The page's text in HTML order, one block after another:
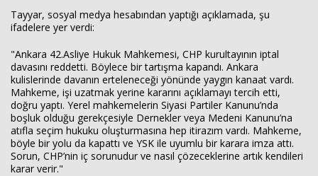
Tayyar, sosyal medya hesabından yaptığı açıklamada, şu
ifadelere yer verdi:
"Ankara 42.Asliye Hukuk Mahkemesi, CHP kurultayının iptal
davasını reddetti. Böylece bir tartışma kapandı. Ankara
kulislerinde davanın erteleneceği yönünde yaygın kanaat vardı.
Mahkeme, işi uzatmak yerine kararını açıklamayı tercih etti,
doğru yaptı. Yerel mahkemelerin Siyasi Partiler Kanunu’nda
boşluk olduğu gerekçesiyle Dernekler veya Medeni Kanunu’na
atıfla seçim hukuku oluşturmasına hep itirazım vardı. Mahkeme,
böyle bir yolu da kapattı ve YSK ile uyumlu bir karara imza attı.
Sorun, CHP’nin iç sorunudur ve nasıl çözeceklerine artık kendileri
karar verir."